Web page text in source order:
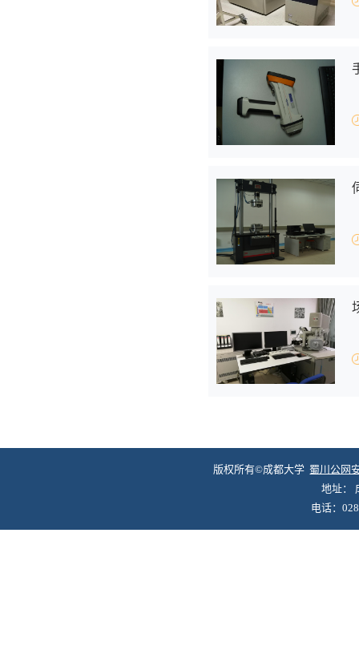
版权所有©成都大学蜀川公网
地址：
电话：